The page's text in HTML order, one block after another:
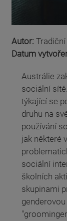
Autor:
Datum
Austrálie
sociální
týkající se
druhu na
používání
jak některé
sociální
školních
skupinami